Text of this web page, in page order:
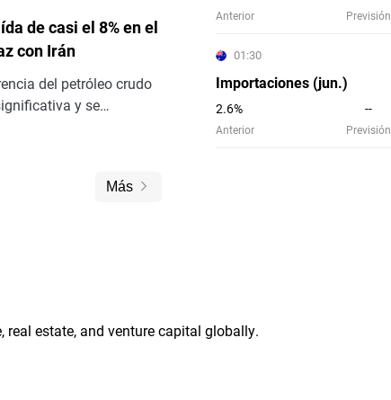
de casi el 8% en el
con Irán
del petróleo crudo
y se
parte de la
Más
Anterior Previsión
01:30
Importaciones (jun.)
2.6% --
Anterior Previsión
estate, and venture capital globally.